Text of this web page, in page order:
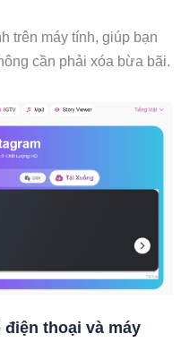
trên máy tính, giúp bạn
cần phải xóa bừa bãi.
thoại và máy